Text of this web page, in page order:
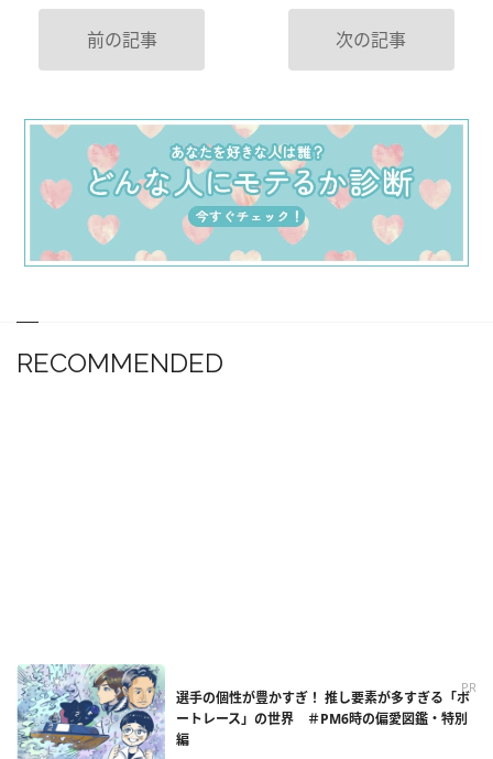
前の記事 次の記事
RECOMMENDED
PR
選手の個性が豊かすぎ！ 推し要素が多すぎる「ボ
ートレース」の世界 ＃PM6時の偏愛図鑑・特別
編